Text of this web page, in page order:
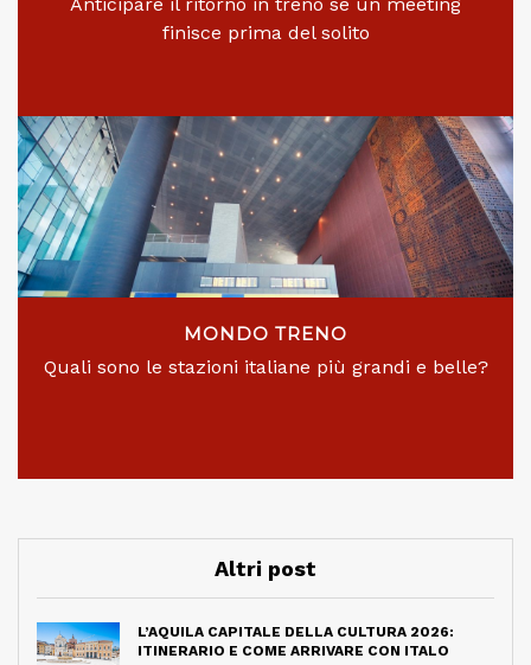
finisce prima del solito
MONDO TRENO
Quali sono le stazioni italiane più grandi e belle?
Altri post
L’AQUILA CAPITALE DELLA CULTURA 2026:
ITINERARIO E COME ARRIVARE CON ITALO